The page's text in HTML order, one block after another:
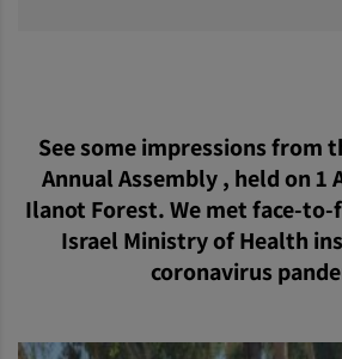
See some impressions from
Annual Assembly , held on 1
Ilanot Forest. We met face-to-
Israel Ministry of Health
coronavirus